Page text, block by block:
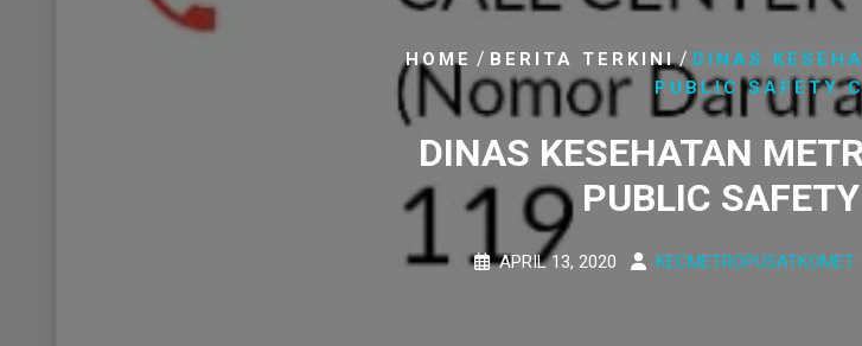
HOME / BERITA TERKINI/ DINAS
PUBLIC SAFETY
DINAS KESEHATAN
PUBLIC
APRIL 13, 2020 KECMETROPUSATKOMET